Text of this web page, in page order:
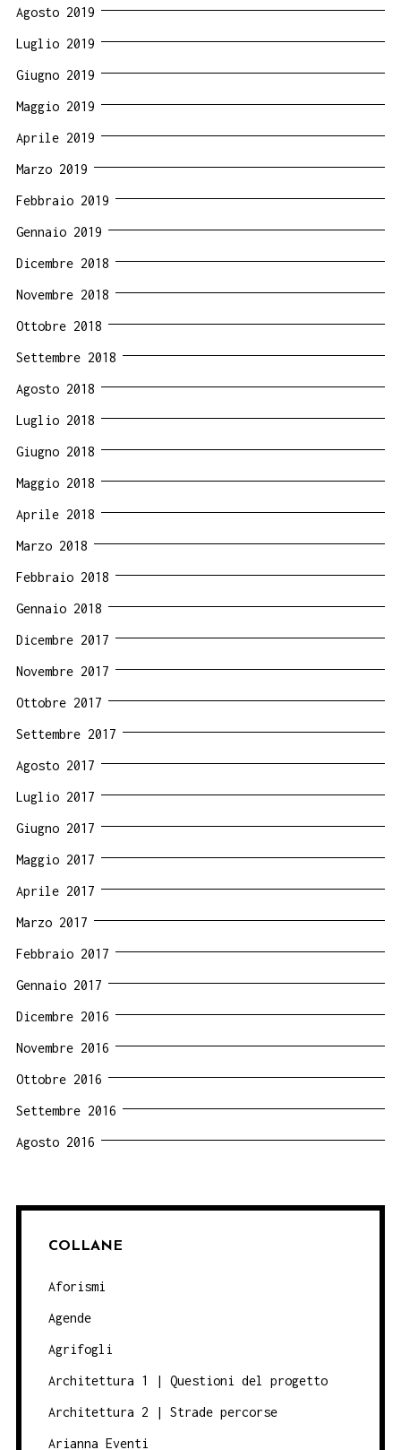
Agosto 2019
Luglio 2019
Giugno 2019
Maggio 2019
Aprile 2019
Marzo 2019
Febbraio 2019
Gennaio 2019
Dicembre 2018
Novembre 2018
Ottobre 2018
Settembre 2018
Agosto 2018
Luglio 2018
Giugno 2018
Maggio 2018
Aprile 2018
Marzo 2018
Febbraio 2018
Gennaio 2018
Dicembre 2017
Novembre 2017
Ottobre 2017
Settembre 2017
Agosto 2017
Luglio 2017
Giugno 2017
Maggio 2017
Aprile 2017
Marzo 2017
Febbraio 2017
Gennaio 2017
Dicembre 2016
Novembre 2016
Ottobre 2016
Settembre 2016
Agosto 2016
COLLANE
Aforismi
Agende
Agrifogli
Architettura 1 | Questioni del progetto
Architettura 2 | Strade percorse
Arianna Eventi